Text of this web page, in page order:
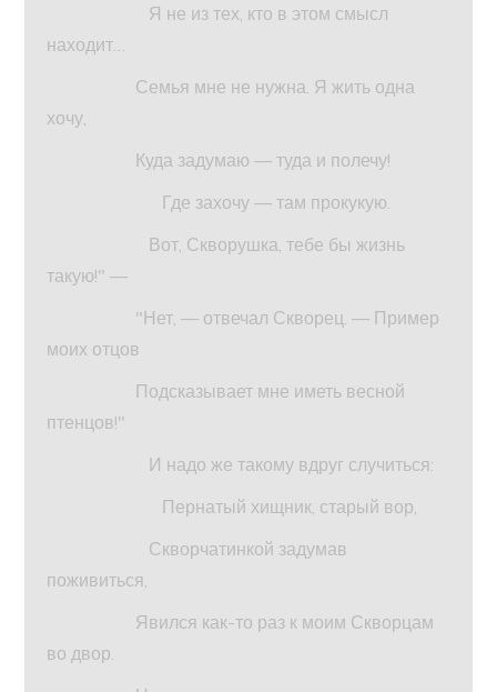
Я не из тех, кто в этом смысл
находит…
Семья мне не нужна. Я жить одна
хочу,
Куда задумаю — туда и полечу!
Где захочу — там прокукую.
Вот, Скворушка, тебе бы жизнь
такую!" —
"Нет, — отвечал Скворец. — Пример
моих отцов
Подсказывает мне иметь весной
птенцов!"
И надо же такому вдруг случиться:
Пернатый хищник, старый вор,
Скворчатинкой задумав
поживиться,
Явился как-то раз к моим Скворцам
во двор.